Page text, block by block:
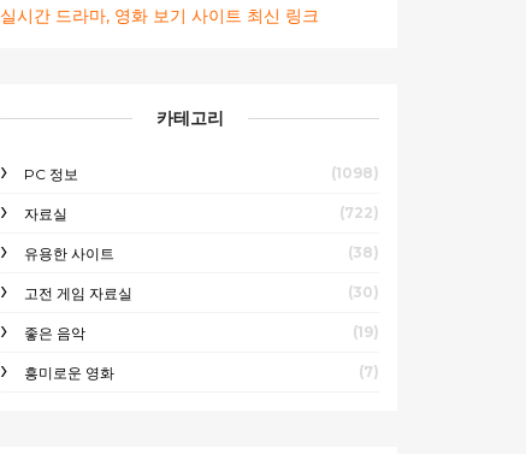
실시간 드라마, 영화 보기 사이트 최신 링크
카테고리
PC 정보 (1098)
자료실 (722)
유용한 사이트 (38)
고전 게임 자료실 (30)
좋은 음악 (19)
흥미로운 영화 (7)